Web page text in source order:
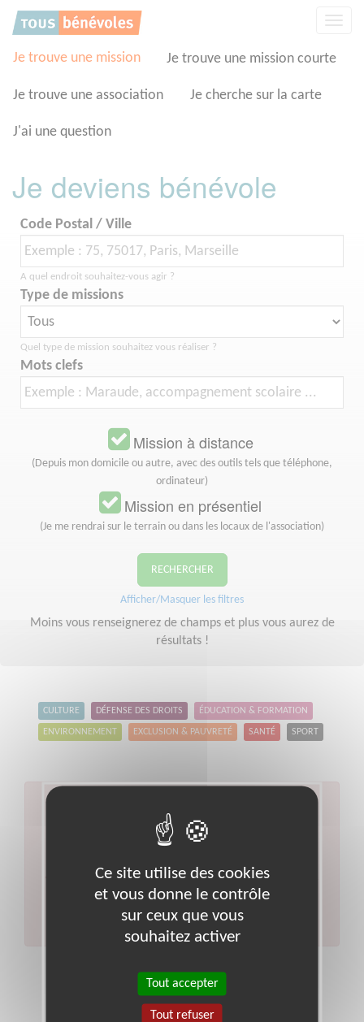
Je trouve une mission Je trouve une mission courte
Je trouve une association Je cherche sur la carte
J'ai une question
Je deviens bénévole
Code Postal / Ville
A quel endroit souhaitez-vous agir ?
Type de missions
Quel type de mission souhaitez vous réaliser ?
Mots clefs
Mission à distance
(Depuis mon domicile ou autre, avec des outils tels que téléphone,
ordinateur)
Mission en présentiel
(Je me rendrai sur le terrain ou dans les locaux de l'association)
RECHERCHER
Afficher/Masquer les filtres
Moins vous renseignerez de champs et plus vous aurez de
résultats !
CULTURE DÉFENSE DES DROITS ÉDUCATION & FORMATION
ENVIRONNEMENT EXCLUSION & PAUVRETÉ SANTÉ SPORT
recherche
Veuillez indiquer moins de critères et/ou remplacer
votre code postal par celui de votre département.
Effectuer une nouvelle recherche
Panneau de gestion des cookies
Ce site utilise des cookies
et vous donne le contrôle
sur ceux que vous
souhaitez activer
Tout accepter
Tout refuser